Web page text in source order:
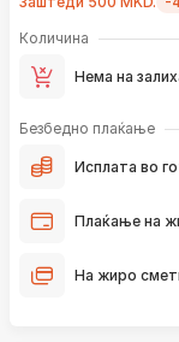
Количина
Нема на
Безбедно плаќање
Исплата во
Плаќање на
На жиро